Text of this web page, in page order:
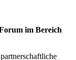
im Bereich